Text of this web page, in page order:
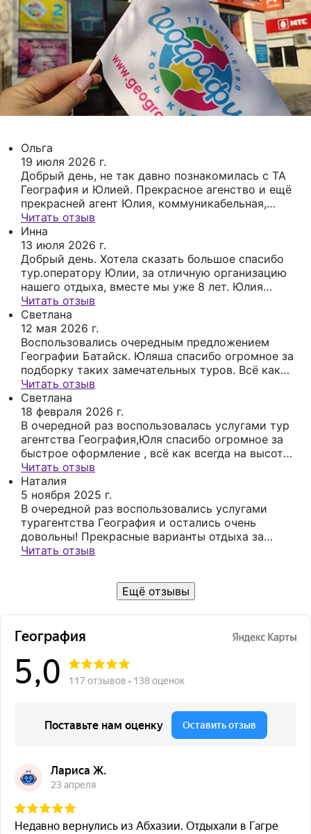
Ольга
19 июля 2026 г.
Добрый день, не так давно познакомилась с ТА
География и Юлией. Прекрасное агенство и ещё
прекрасней агент Юлия, коммуникабельная,
умная, со знанием своего дела подобрала
замечательный отдых для нашей семьи,
рассказала все нюансы, как лучше, куда поехать
на экскурсии, что с собой лучше взять, в общем
обсудили каждую деталь поездки и остались
очень довольны организацией. Благодарим ТА
География и Юлию🫶🏻 С Географией уже
запланировали следующую поездку💪🏻
РЕКОМЕНДУЮ 💯
Читать отзыв
Инна
13 июля 2026 г.
Добрый день. Хотела сказать большое спасибо
тур.оператору Юлии, за отличную организацию
нашего отдыха, вместе мы уже 8 лет. Юлия
специалист своего дела на 100%. В конце июня
мы летали в Аланию, даже в трудное время с
перелётом, она была с нами на связи,
координировала, переносила вылет. Наш отдых
был чудесным, а зная, что у нас есть надёжный
агент, который все проконтролирует это в
двойне приятней. Спасибо огромное Юлии,
желаю тебе хороших клиентов и процветания.
Читать отзыв
Светлана
12 мая 2026 г.
Воспользовались очередным предложением
Географии Батайск. Юляша спасибо огромное за
подборку таких замечательных туров. Всё как
всегда на высоте, отдохнули этот раз в Анапе,
отель шикарный, всё понравилось. Желаю
процветания вам и ждём очередных
предложений
Читать отзыв
Светлана
18 февраля 2026 г.
В очередной раз воспользовалась услугами тур
агентства География,Юля спасибо огромное за
быстрое оформление , всё как всегда на высоте.
Все понятно, удобно, быстро. Однозначно всем
рекомендую
Читать отзыв
Наталия
5 ноября 2025 г.
В очередной раз воспользовались услугами
турагентства География и остались очень
довольны! Прекрасные варианты отдыха за
демократичную цену. Удачи и развития
Читать отзыв
Ещё отзывы